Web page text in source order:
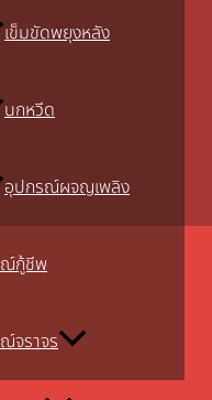
เข็มขัดพยุงหลัง
นกหวีด
อุปกรณ์ผจญเพลิง
กู้ชีพ
จราจร